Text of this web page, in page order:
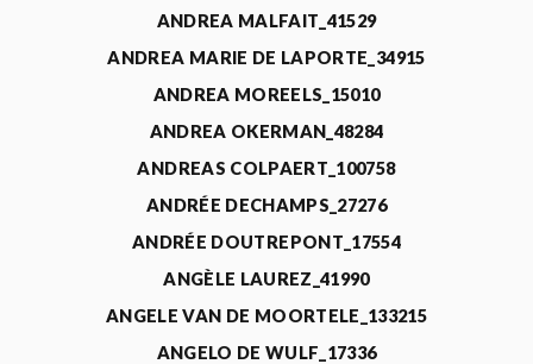
ANDREA MALFAIT_41529
ANDREA MARIE DE LAPORTE_34915
ANDREA MOREELS_15010
ANDREA OKERMAN_48284
ANDREAS COLPAERT_100758
ANDRÉE DECHAMPS_27276
ANDRÉE DOUTREPONT_17554
ANGÈLE LAUREZ_41990
ANGELE VAN DE MOORTELE_133215
ANGELO DE WULF_17336